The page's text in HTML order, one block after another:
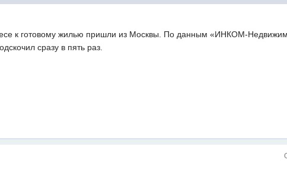
к готовому жилью пришли из Москвы. По данным «ИНКОМ-
сразу в пять раз.